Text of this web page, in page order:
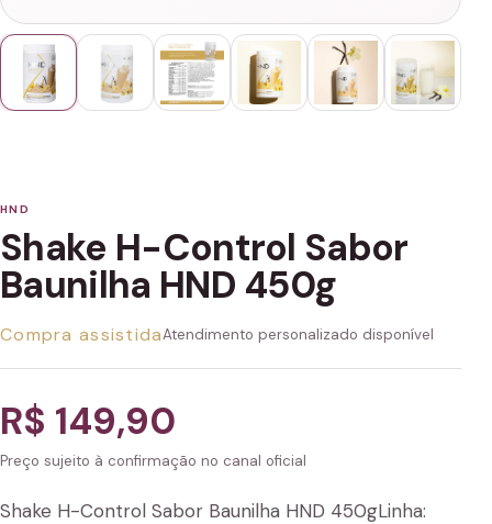
HND
Shake H-Control Sabor
Baunilha HND 450g
Compra assistidaAtendimento personalizado disponível
R$ 149,90
Preço sujeito à confirmação no canal oficial
Shake H-Control Sabor Baunilha HND 450gLinha: